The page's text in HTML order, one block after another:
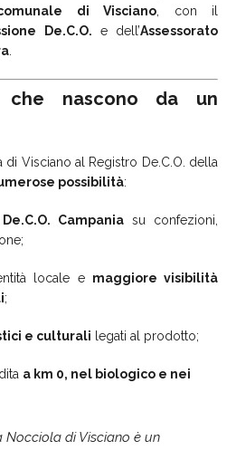
di Visciano, con il
De.C.O. e dell’Assessorato
.
che nascono da un
di Visciano al Registro De.C.O. della
possibilità:
De.C.O. Campania su confezioni,
locale e maggiore visibilità
;
e culturali legati al prodotto;
a km 0, nel biologico e nei
Nocciola di Visciano è un